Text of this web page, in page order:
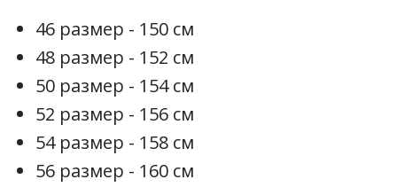
46 размер - 150 см
48 размер - 152 см
50 размер - 154 см
52 размер - 156 см
54 размер - 158 см
56 размер - 160 см